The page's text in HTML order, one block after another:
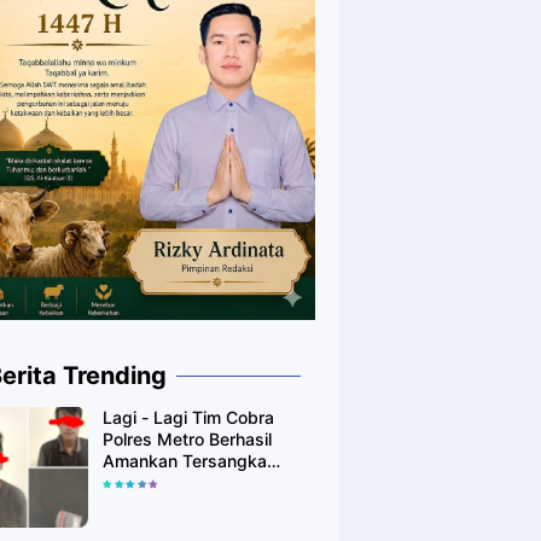
Trending
Lagi - Lagi Tim Cobra
Polres Metro Berhasil
Amankan Tersangka
Yang Diduga Pengguna